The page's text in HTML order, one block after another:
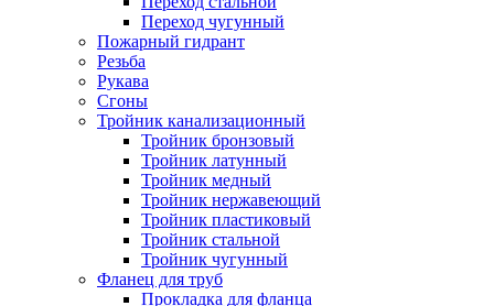
Переход чугунный
Пожарный гидрант
Резьба
Рукава
Сгоны
Тройник канализационный
Тройник бронзовый
Тройник латунный
Тройник медный
Тройник нержавеющий
Тройник пластиковый
Тройник стальной
Тройник чугунный
Фланец для труб
Прокладка для фланца